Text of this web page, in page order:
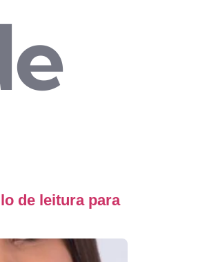
de leitura para